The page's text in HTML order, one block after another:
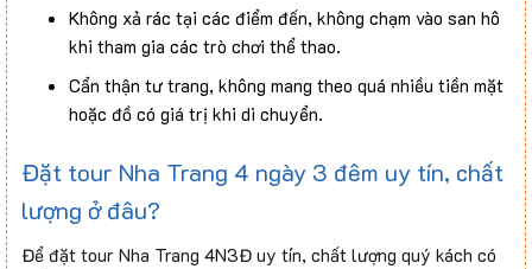
Không xả rác tại các điểm đến, không chạm vào san hô
khi tham gia các trò chơi thể thao.
Cẩn thận tư trang, không mang theo quá nhiều tiền mặt
hoặc đồ có giá trị khi di chuyển.
Đặt tour Nha Trang 4 ngày 3 đêm uy tín, chất
lượng ở đâu?
Để đặt tour Nha Trang 4N3Đ uy tín, chất lượng quý kách có